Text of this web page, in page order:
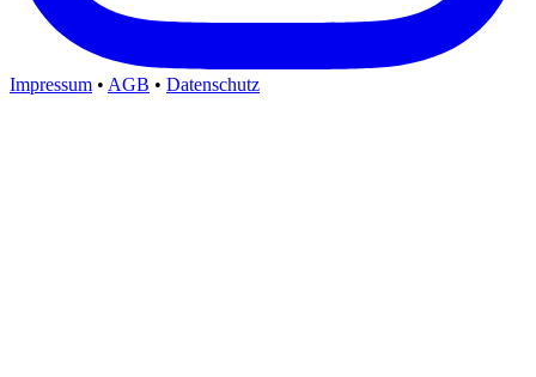
Impressum • AGB • Datenschutz